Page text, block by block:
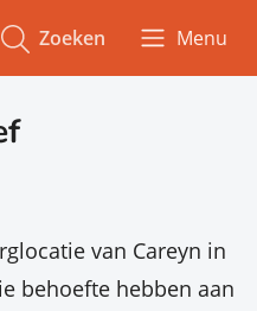
Zoeken Menu
van Careyn in
behoefte hebben aan